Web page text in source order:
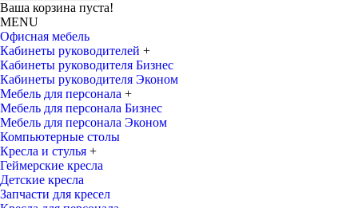
Ваша корзина пуста!
MENU
Офисная мебель
Кабинеты руководителей +
Кабинеты руководителя Бизнес
Кабинеты руководителя Эконом
Мебель для персонала +
Мебель для персонала Бизнес
Мебель для персонала Эконом
Компьютерные столы
Кресла и стулья +
Геймерские кресла
Детские кресла
Запчасти для кресел